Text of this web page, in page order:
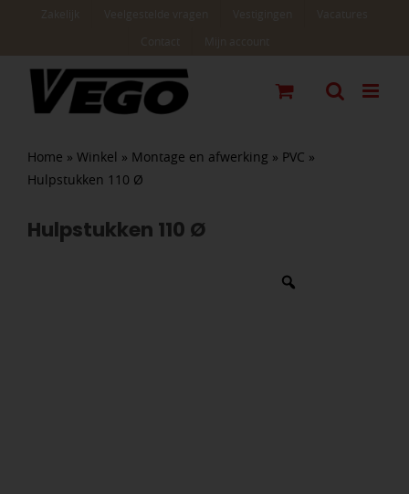
Home » Winkel » Montage en afwerking » PVC »
Hulpstukken 110 Ø
Hulpstukken 110 Ø